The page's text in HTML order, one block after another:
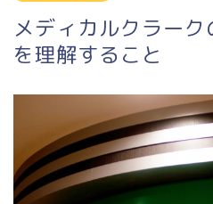
メディカルクラー
を理解すること